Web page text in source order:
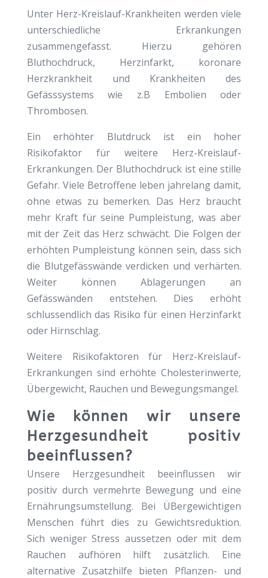
Unter Herz-Kreislauf-Krankheiten werden viele
unterschiedliche Erkrankungen
zusammengefasst. Hierzu gehören
Bluthochdruck, Herzinfarkt, koronare
Herzkrankheit und Krankheiten des
Gefässsystems wie z.B Embolien oder
Thrombosen.
Ein erhöhter Blutdruck ist ein hoher
Risikofaktor für weitere Herz-Kreislauf-
Erkrankungen. Der Bluthochdruck ist eine stille
Gefahr. Viele Betroffene leben jahrelang damit,
ohne etwas zu bemerken. Das Herz braucht
mehr Kraft für seine Pumpleistung, was aber
mit der Zeit das Herz schwächt. Die Folgen der
erhöhten Pumpleistung können sein, dass sich
die Blutgefässwände verdicken und verhärten.
Weiter können Ablagerungen an
Gefässwänden entstehen. Dies erhöht
schlussendlich das Risiko für einen Herzinfarkt
oder Hirnschlag.
Weitere Risikofaktoren für Herz-Kreislauf-
Erkrankungen sind erhöhte Cholesterinwerte,
Übergewicht, Rauchen und Bewegungsmangel.
Wie können wir unsere
Herzgesundheit positiv
beeinflussen?
Unsere Herzgesundheit beeinflussen wir
positiv durch vermehrte Bewegung und eine
Ernährungsumstellung. Bei ÜBergewichtigen
Menschen führt dies zu Gewichtsreduktion.
Sich weniger Stress aussetzen oder mit dem
Rauchen aufhören hilft zusätzlich. Eine
alternative Zusatzhilfe bieten Pflanzen- und